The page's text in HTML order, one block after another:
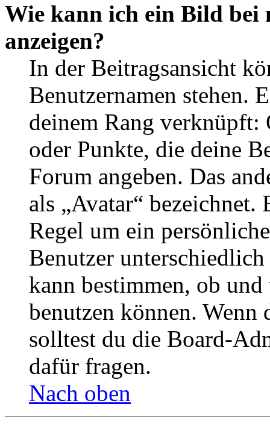
Wie kann ich ein Bild bei
anzeigen?
In der Beitragsansicht
Benutzernamen stehen.
deinem Rang verknüpft:
oder Punkte, die deine
Forum angeben. Das
als „Avatar“
Regel um ein
Benutzer
kann bestimmen, ob
benutzen können. Wenn
solltest du die Board-
dafür fragen.
Nach oben